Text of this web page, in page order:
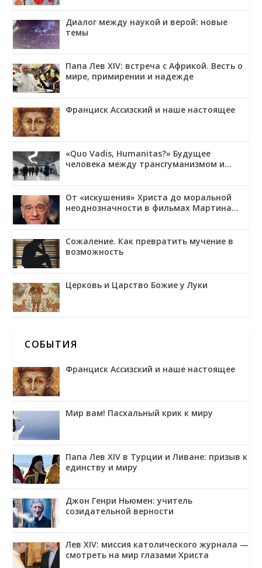
Диалог между наукой и верой: новые
темы
Папа Лев XIV: встреча с Африкой. Весть о
мире, примирении и надежде
Франциск Ассизский и наше настоящее
«Quo Vadis, Humanitas?» Будущее
человека между трансгуманизмом и
От «искушения» Христа до моральной
неоднозначности в фильмах Мартина
Сожаление. Как превратить мучение в
возможность
Церковь и Царство Божие у Луки
СОБЫТИЯ
Франциск Ассизский и наше настоящее
Мир вам! Пасхальный крик к миру
Папа Лев XIV в Турции и Ливане: призыв к
единству и миру
Джон Генри Ньюмен: учитель
созидательной верности
Лев XIV: миссия католического журнала —
смотреть на мир глазами Христа